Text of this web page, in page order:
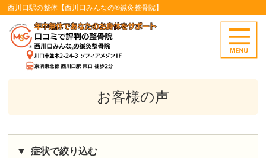
西川口駅の整体【西川口みんなの®鍼灸整骨院】
お客様の声
症状で絞り込む